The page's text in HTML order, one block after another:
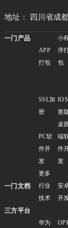
地址： 四川省成
一门产品
APP
打包
小
序
包
SSL加
密
签
PC软
件开
发
桌
端
件
发
更多
一门文档
行业
技术
安
开
三方平台
华为